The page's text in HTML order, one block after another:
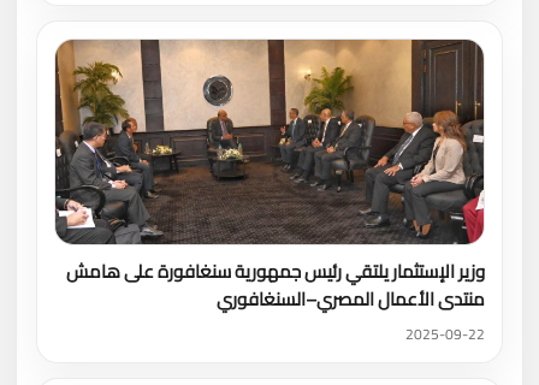
وزير الإستثمار يلتقي رئيس جمهورية سنغافورة على هامش
منتدى الأعمال المصري–السنغافوري
2025-09-22